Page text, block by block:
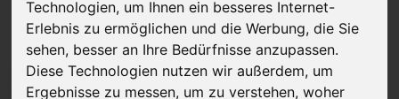
Technologien, um Ihnen ein besseres Internet-
Erlebnis zu ermöglichen und die Werbung, die Sie
sehen, besser an Ihre Bedürfnisse anzupassen.
Diese Technologien nutzen wir außerdem, um
Ergebnisse zu messen, um zu verstehen, woher
JETZT KOSTENLOSE BEWERTUNG